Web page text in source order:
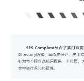
联动协作